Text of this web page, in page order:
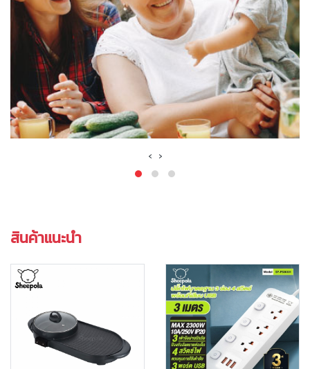
‹ ›
สินค้าแนะนำ